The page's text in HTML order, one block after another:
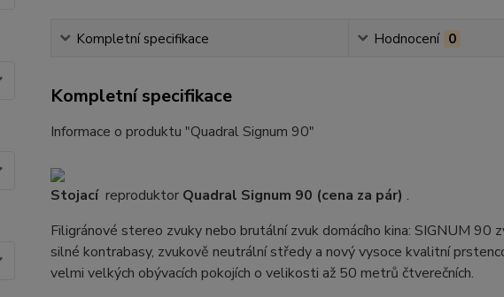
Kompletní specifikace Hodnocení 0
Kompletní specifikace
Informace o produktu "Quadral Signum 90"
Stojacíreproduktor Quadral Signum 90 (cena za pár) .
Filigránové stereo zvuky nebo brutální zvuk domácího kina: SIGNUM 90
silné kontrabasy, zvukově neutrální středy a nový vysoce kvalitní
velmi velkých obývacích pokojích o velikosti až 50 metrů čtverečních.